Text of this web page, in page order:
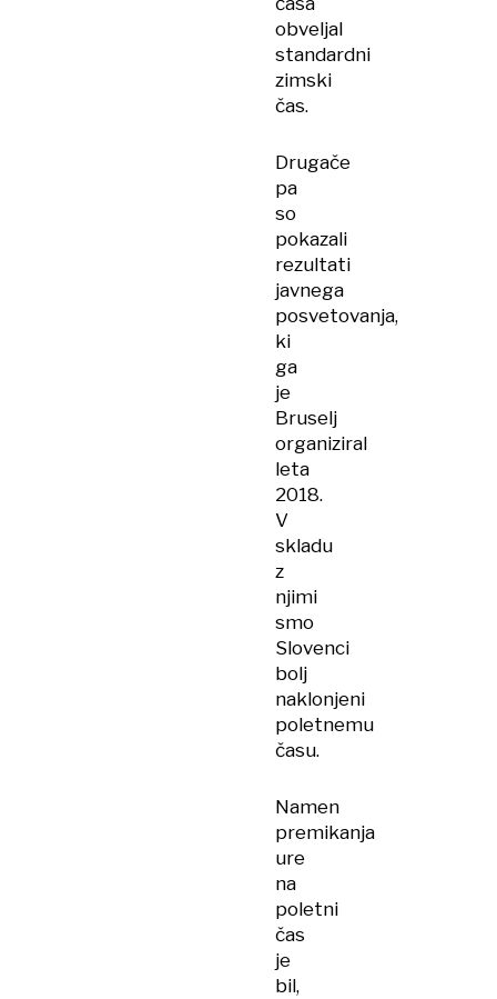
obveljal
standardni
zimski
čas.
Drugače
pa
so
pokazali
rezultati
javnega
posvetovanja,
ki
ga
je
Bruselj
organiziral
leta
2018.
V
skladu
z
njimi
smo
Slovenci
bolj
naklonjeni
poletnemu
času.
Namen
premikanja
ure
na
poletni
čas
je
bil,